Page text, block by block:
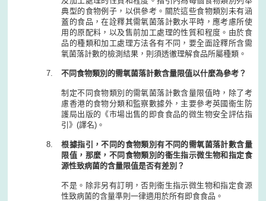
典型的食物例子，以供參考。關於這些食物類別未有涵
蓋的食品，在詮釋其需氧菌落計數水平時，應考慮所使
用的原配料，以及售前加工處理的性質和程度。由於食
品的種類和加工處理方法各有不同，要全面詮釋所含需
氧菌落計數的檢測結果，則須透徹理解食品所屬種類。
不同食物類別的需氧菌落計數含量限值以什麼為參考？
制定不同食物類別的需氧菌落計數含量限值時，除了考
慮香港的食物分類和監察數據外，主要參考英國衞生防
護局出版的《市場出售的即食食品的微生物安全評估指
引》(譯名)。
根據指引，不同的食物類別有不同的需氧菌落計數含量
限值，那麼，不同食物類別的衞生指示微生物和指定食
源性致病菌的含量限值是否有差別？
不是。除非另有訂明，否則衞生指示微生物和指定食源
性致病菌的含量準則一律適用於所有即食食品。